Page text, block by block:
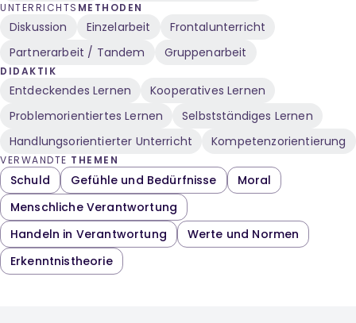
UNTERRICHTS METHODEN
Diskussion Einzelarbeit
Frontalunterricht
Partnerarbeit / Tandem
Gruppenarbeit
DIDAKTIK
Entdeckendes Lernen
Kooperatives Lernen
Problemorientiertes Lernen
Selbstständiges Lernen
Handlungsorientierter Unterricht
Kompetenzorientierung
VERWANDTE THEMEN
Schuld Gefühle und Bedürfnisse
Moral
Menschliche Verantwortung
Handeln in Verantwortung
Werte und Normen
Erkenntnistheorie